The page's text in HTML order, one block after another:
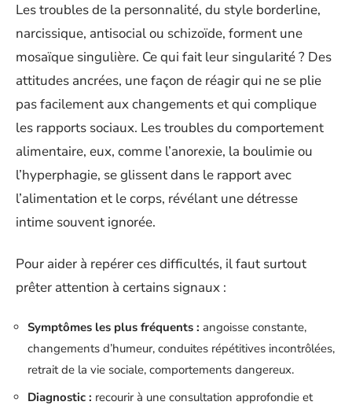
Les troubles de la personnalité, du style borderline,
narcissique, antisocial ou schizoïde, forment une
mosaïque singulière. Ce qui fait leur singularité ? Des
attitudes ancrées, une façon de réagir qui ne se plie
pas facilement aux changements et qui complique
les rapports sociaux. Les troubles du comportement
alimentaire, eux, comme l’anorexie, la boulimie ou
l’hyperphagie, se glissent dans le rapport avec
l’alimentation et le corps, révélant une détresse
intime souvent ignorée.
Pour aider à repérer ces difficultés, il faut surtout
prêter attention à certains signaux :
Symptômes les plus fréquents : angoisse constante,
changements d’humeur, conduites répétitives incontrôlées,
retrait de la vie sociale, comportements dangereux.
Diagnostic : recourir à une consultation approfondie et